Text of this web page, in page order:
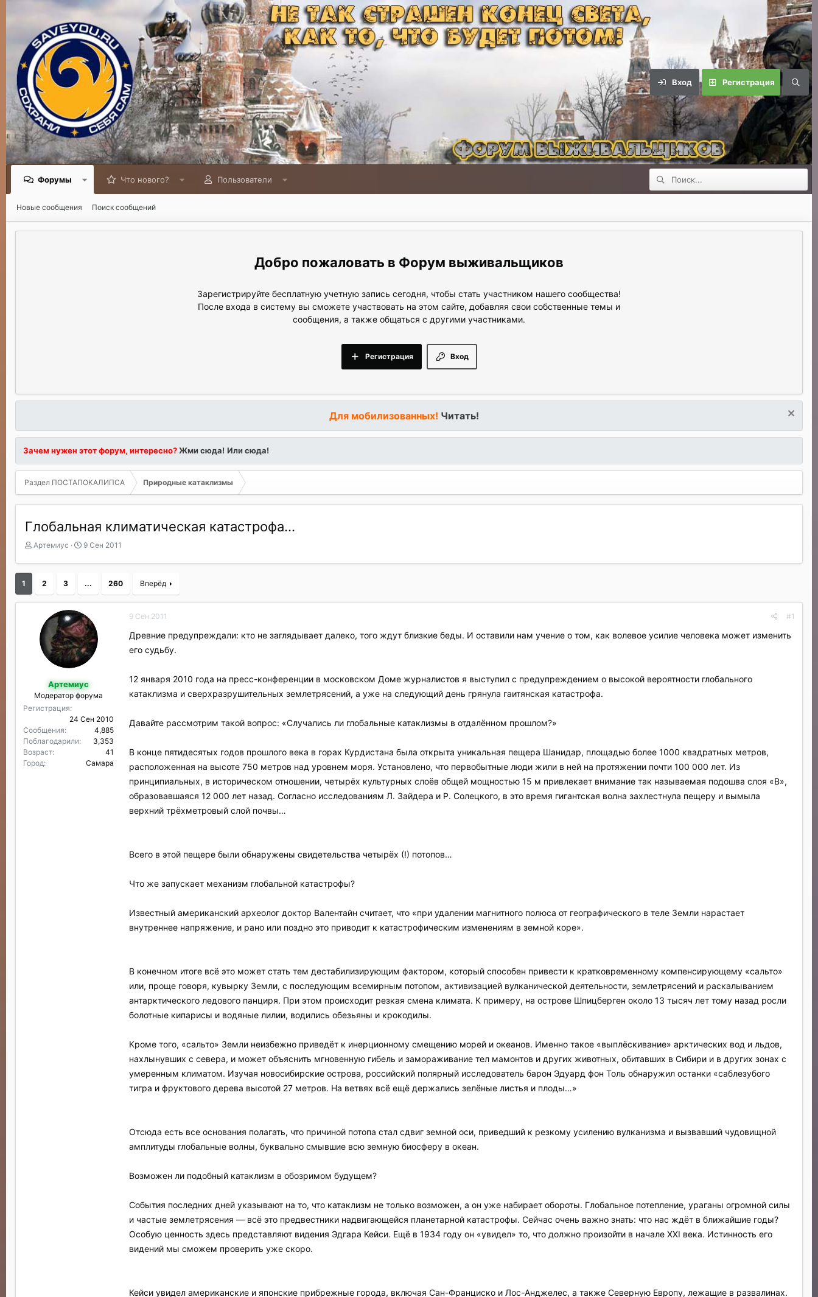
Вход Регистрация
Форумы Что нового? Пользователи
Новые сообщения Поиск сообщений
Форум выживальщиков
Зарегистрируйте бесплатную учетную запись сегодня, чтобы стать участником нашего сообщества!
После входа в систему вы сможете участвовать на этом сайте, добавляя свои собственные темы и
сообщения, а также общаться с другими участниками.
Вход
Регистрация
Для мобилизованных! Читать!
Зачем нужен этот форум, интересно?Жми сюда! Или сюда!
Раздел ПОСТАПОКАЛИПСА Природные катаклизмы
Глобальная климатическая катастрофа...
А
т
Артемиус
Д
т
н
а
л
а
9 Сен 2011
1 2 3 ... 260 Вперёд
Артемиус
Модератор форума
Регистрация
24 Сен 2010
Сообщения
4,885
Поблагодарили
3,353
Возраст
41
Город
Самара
9 Сен 2011 #1
Древние предупреждали: кто не заглядывает далеко, того ждут близкие беды. И оставили нам учение о том, как волевое усилие человека может изменить
его судьбу.
12 января 2010 года на пресс-конференции в московском Доме журналистов я выступил с предупреждением о высокой вероятности глобального
катаклизма и сверхразрушительных землетрясений, а уже на следующий день грянула гаитянская катастрофа.
Давайте рассмотрим такой вопрос: «Случались ли глобальные катаклизмы в отдалённом прошлом?»
В конце пятидесятых годов прошлого века в горах Курдистана была открыта уникальная пещера Шанидар, площадью более 1000 квадратных метров,
расположенная на высоте 750 метров над уровнем моря. Установлено, что первобытные люди жили в ней на протяжении почти 100 000 лет. Из
принципиальных, в историческом отношении, четырёх культурных слоёв общей мощностью 15 м привлекает внимание так называемая подошва слоя «В»,
образовавшаяся 12 000 лет назад. Согласно исследованиям Л. Зайдера и Р. Солецкого, в это время гигантская волна захлестнула пещеру и вымыла
верхний трёхметровый слой почвы…
Всего в этой пещере были обнаружены свидетельства четырёх (!) потопов…
Что же запускает механизм глобальной катастрофы?
Известный американский археолог доктор Валентайн считает, что «при удалении магнитного полюса от географического в теле Земли нарастает
внутреннее напряжение, и рано или поздно это приводит к катастрофическим изменениям в земной коре».
В конечном итоге всё это может стать тем дестабилизирующим фактором, который способен привести к кратковременному компенсирующему «сальто»
или, проще говоря, кувырку Земли, с последующим всемирным потопом, активизацией вулканической деятельности, землетрясений и раскалыванием
антарктического ледового панциря. При этом происходит резкая смена климата. К примеру, на острове Шпицберген около 13 тысяч лет тому назад росли
болотные кипарисы и водяные лилии, водились обезьяны и крокодилы.
Кроме того, «сальто» Земли неизбежно приведёт к инерционному смещению морей и океанов. Именно такое «выплёскивание» арктических вод и льдов,
нахлынувших с севера, и может объяснить мгновенную гибель и замораживание тел мамонтов и других животных, обитавших в Сибири и в других зонах с
умеренным климатом. Изучая новосибирские острова, российский полярный исследователь барон Эдуард фон Толь обнаружил останки «саблезубого
тигра и фруктового дерева высотой 27 метров. На ветвях всё ещё держались зелёные листья и плоды…»
Отсюда есть все основания полагать, что причиной потопа стал сдвиг земной оси, приведший к резкому усилению вулканизма и вызвавший чудовищной
амплитуды глобальные волны, буквально смывшие всю земную биосферу в океан.
Возможен ли подобный катаклизм в обозримом будущем?
События последних дней указывают на то, что катаклизм не только возможен, а он уже набирает обороты. Глобальное потепление, ураганы огромной силы
и частые землетрясения — всё это предвестники надвигающейся планетарной катастрофы. Сейчас очень важно знать: что нас ждёт в ближайшие годы?
Особую ценность здесь представляют видения Эдгара Кейси. Ещё в 1934 году он «увидел» то, что должно произойти в начале ХХI века. Истинность его
видений мы сможем проверить уже скоро.
Кейси увидел американские и японские прибрежные города, включая Сан-Франциско и Лос-Анджелес, а также Северную Европу, лежащие в развалинах.